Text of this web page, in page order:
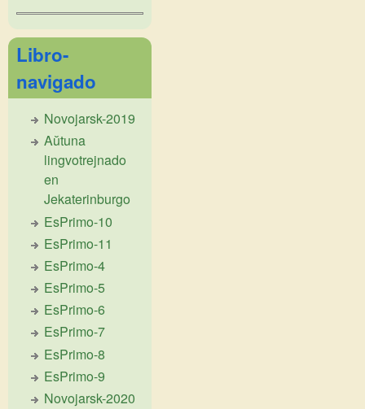
Libro-
navigado
Novojarsk-2019
Aŭtuna
lingvotrejnado
en
Jekaterinburgo
EsPrimo-10
EsPrimo-11
EsPrimo-4
EsPrimo-5
EsPrimo-6
EsPrimo-7
EsPrimo-8
EsPrimo-9
Novojarsk-2020